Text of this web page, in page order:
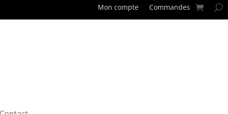
Mon compte Commandes